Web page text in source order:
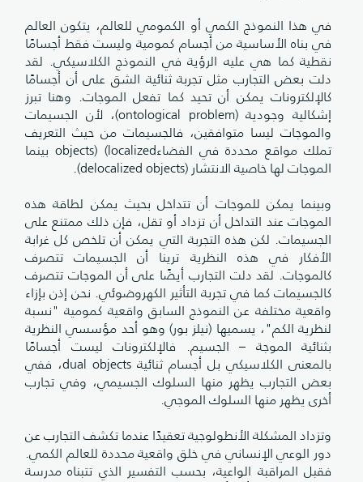
في هذا النموذج الكمي أو الكمومي للعالم، يتكون العالم
في بناه الأساسية من أجسام كمومية وليست فقط أجسامًا
نقطية كما هي عليه الرؤية في النموذج الكلاسيكي. لقد
دلت بعض التجارب مثل تجربة ثنائية الشق على أن أجسامًا
كالإلكترونات يمكن أن تحيد كما تفعل الموجات. وهنا تبرز
إشكالية وجودية (ontological problem)، لأن الجسيمات
والموجات ليسا متوافقين، فالجسيمات من حيث التعريف
تملك مواقع محددة في الفضاءobjects) (localized بينما
الموجات لها خاصية الانتشار (delocalized objects).
وبينما يمكن للموجات أن تتداخل بحيث يمكن لطاقة هذه
الموجات عند التداخل أن تزداد أو تقل، فإن ذلك ممتنع على
الجسيمات. لكن هذه التجربة التي يمكن أن تلخص كل غرابة
الأفكار في هذه النظرية ترينا أن الجسيمات تتصرف
كالموجات. لقد دلت التجارب أيضًا على أن الموجات تتصرف
كالجسيمات كما في تجربة التأثير الكهروضوئي. نحن إذن بإزاء
واقعية مختلفة عن النموذج السابق واقعية كمومية "نسبة
لنظرية الكم"، يسميها (نيلز بور) وهو أحد مؤسسي النظرية
بثنائية الموجة – الجسيم. فالإلكترونات ليست أجسامًا
بالمعنى الكلاسيكي بل أجسام ثنائية dual objects، ففي
بعض التجارب يظهر منها السلوك الجسيمي، وفي تجارب
أخرى يظهر منها السلوك الموجي.
وتزداد المشكلة الأنطولوجية تعقيدًا عندما تكشف التجارب عن
دور الوعي الإنساني في خلق واقعية محددة للعالم الكمي.
فقبل المراقبة الواعية، بحسب التفسير الذي تتبناه مدرسة